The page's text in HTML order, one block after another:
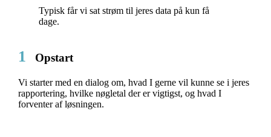
Typisk får vi sat strøm til jeres data på kun få
dage.
1 Opstart
Vi starter med en dialog om, hvad I gerne vil kunne se i jeres
rapportering, hvilke nøgletal der er vigtigst, og hvad I
forventer af løsningen.